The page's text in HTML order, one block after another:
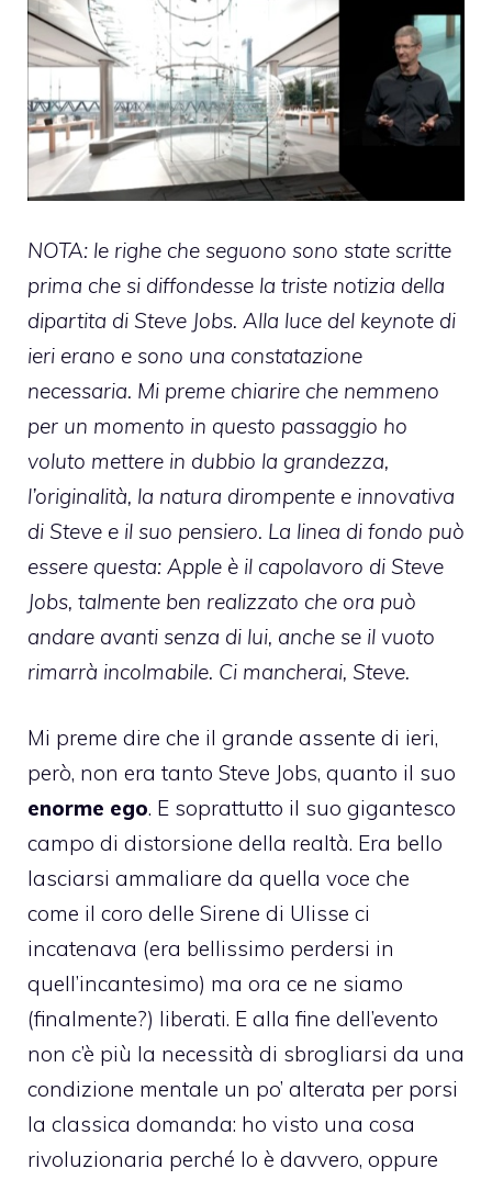
NOTA: le righe che seguono sono state scritte
prima che si diffondesse la triste notizia della
dipartita di Steve Jobs. Alla luce del keynote di
ieri erano e sono una constatazione
necessaria. Mi preme chiarire che nemmeno
per un momento in questo passaggio ho
voluto mettere in dubbio la grandezza,
l’originalità, la natura dirompente e innovativa
di Steve e il suo pensiero. La linea di fondo può
essere questa: Apple è il capolavoro di Steve
Jobs, talmente ben realizzato che ora può
andare avanti senza di lui, anche se il vuoto
rimarrà incolmabile. Ci mancherai, Steve.
Mi preme dire che il grande assente di ieri,
però, non era tanto Steve Jobs, quanto il suo
enorme ego. E soprattutto il suo gigantesco
campo di distorsione della realtà. Era bello
lasciarsi ammaliare da quella voce che
come il coro delle Sirene di Ulisse ci
incatenava (era bellissimo perdersi in
quell’incantesimo) ma ora ce ne siamo
(finalmente?) liberati. E alla fine dell’evento
non c’è più la necessità di sbrogliarsi da una
condizione mentale un po’ alterata per porsi
la classica domanda: ho visto una cosa
rivoluzionaria perché lo è davvero, oppure